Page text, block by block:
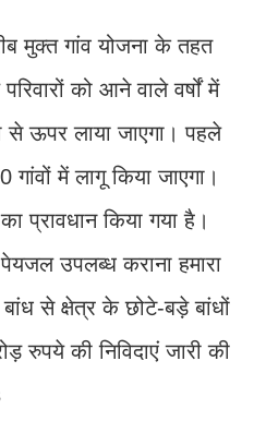
मुक्त गांव योजना के तहत
को आने वाले वर्षों में
से ऊपर लाया जाएगा। पहले
में लागू किया जाएगा।
प्रावधान किया गया है।
उपलब्ध कराना हमारा
से क्षेत्र के छोटे-बड़े बांधों
रुपये की निविदाएं जारी की